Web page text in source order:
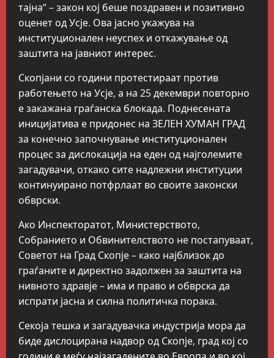
тајна“ – закон кој беше поздравен и позитивно
оценет од Усје. Ова јасно укажува на
институционален неуспех и откажување од
заштита на јавниот интерес.
Скопјани со години протестираат против
работењето на Усје, а на 25 декември повторно
е закажана граѓанска блокада. Поднесената
иницијатива е придонес на ЗЕЛЕН ХУМАН ГРАД
за конечно започнување институционален
процес за дислокација на еден од најголемите
загадувачи, откако сите надлежни институции
континуирано потфрлаат во своите законски
обврски.
Ако Инспекторатот, Министерството,
Собранието и Обвинителството не постапуваат,
Советот на Град Скопје – како најблизок до
граѓаните и директно задолжен за заштита на
нивното здравје – има и право и обврска да
испрати јасна и силна политичка порака.
Секоја тешка и загадувачка индустрија мора да
биде дислоцирана надвор од Скопје, град кој со